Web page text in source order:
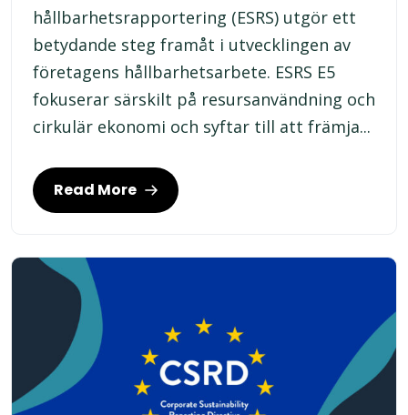
hållbarhetsrapportering (ESRS) utgör ett
betydande steg framåt i utvecklingen av
företagens hållbarhetsarbete. ESRS E5
fokuserar särskilt på resursanvändning och
cirkulär ekonomi och syftar till att främja...
Read More